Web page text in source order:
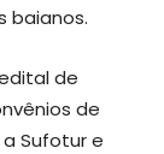
baianos.
de
de
Sufotur e